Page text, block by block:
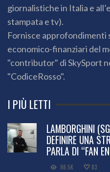
giornalistiche in Italia e
stampata e tv).
Fornisce approfondimenti
economico-finanziari del
"contributor" di SkySport
"CodiceRosso".
I PIÙ LETTI
LAMBORGHINI
DEFINIRE UNA
PARLA DI “FAN
98.5K 83